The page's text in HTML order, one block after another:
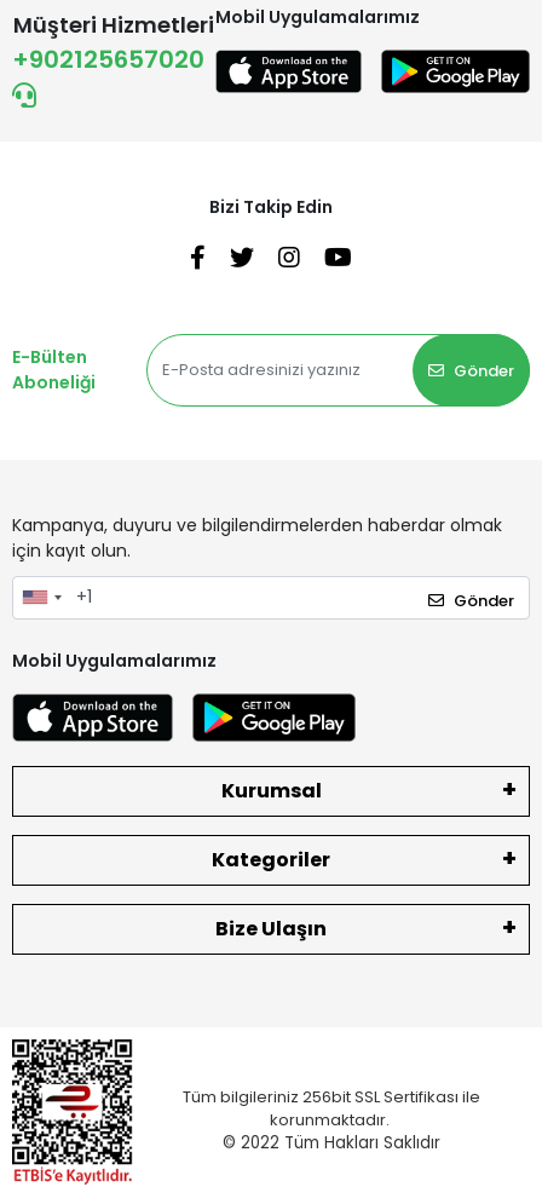
Müşteri Hizmetleri
+902125657020
Mobil Uygulamalarımız
Bizi Takip Edin
E-Bülten
Aboneliği
Gönder
Kampanya, duyuru ve bilgilendirmelerden haberdar olmak
için kayıt olun.
Gönder
Mobil Uygulamalarımız
Kurumsal
Kategoriler
Bize Ulaşın
Tüm bilgileriniz 256bit SSL Sertifikası ile
korunmaktadır.
© 2022 Tüm Hakları Saklıdır